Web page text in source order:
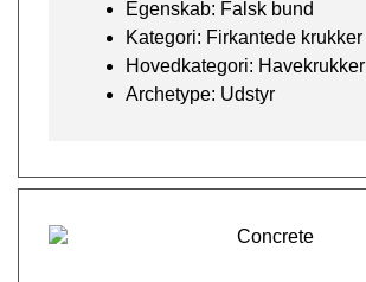
Egenskab: Falsk bund
Kategori: Firkantede krukker
Hovedkategori: Havekrukker
Archetype: Udstyr